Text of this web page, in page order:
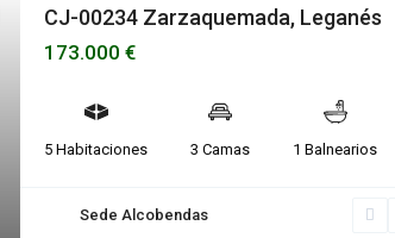
CJ-00234 Zarzaquemada, Leganés
173.000 €
5 Habitaciones 3 Camas 1 Balnearios
Sede Alcobendas